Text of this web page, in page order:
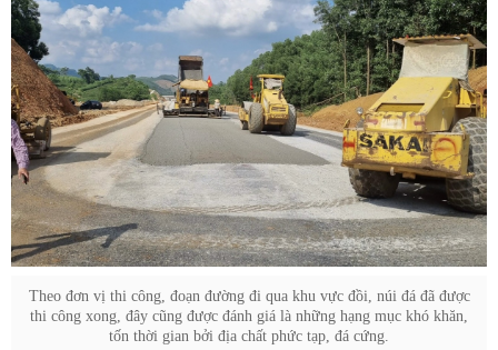
Theo đơn vị thi công, đoạn đường đi qua khu vực đồi, núi đá đã được
thi công xong, đây cũng được đánh giá là những hạng mục khó khăn,
tốn thời gian bởi địa chất phức tạp, đá cứng.